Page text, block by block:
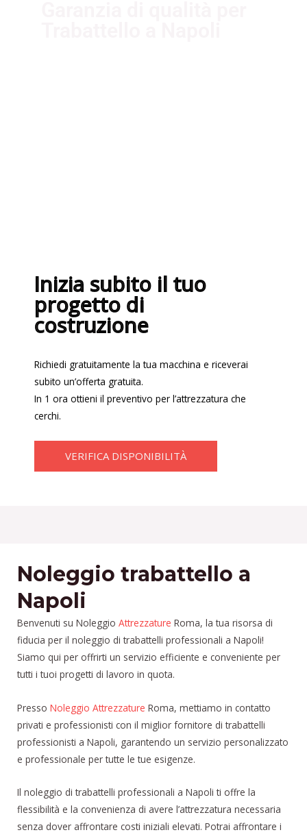
Inizia subito il tuo
progetto di
costruzione
Richiedi gratuitamente la tua macchina e riceverai
subito un’offerta gratuita.
In 1 ora ottieni il preventivo per l’attrezzatura che
cerchi.
VERIFICA DISPONIBILITÀ
Noleggio trabattello a
Napoli
Benvenuti su Noleggio Attrezzature Roma, la tua risorsa di
fiducia per il noleggio di trabattelli professionali a Napoli!
Siamo qui per offrirti un servizio efficiente e conveniente per
tutti i tuoi progetti di lavoro in quota.
Presso Noleggio Attrezzature Roma, mettiamo in contatto
privati e professionisti con il miglior fornitore di trabattelli
professionisti a Napoli, garantendo un servizio personalizzato
e professionale per tutte le tue esigenze.
Il noleggio di trabattelli professionali a Napoli ti offre la
flessibilità e la convenienza di avere l’attrezzatura necessaria
senza dover affrontare costi iniziali elevati. Potrai affrontare i